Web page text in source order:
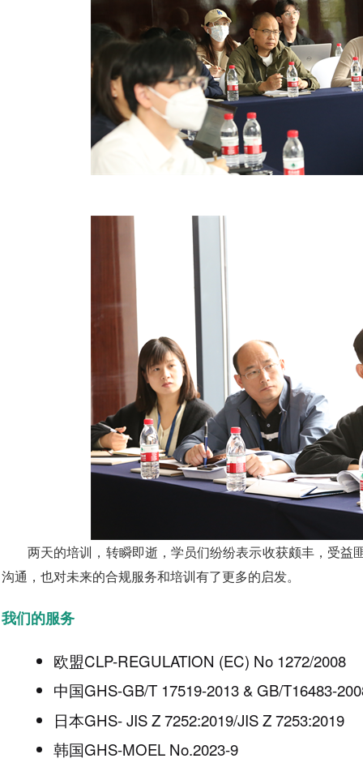
两天的培训，转瞬即逝，学员们纷纷表示收获颇丰，受
沟通，也对未来的合规服务和培训有了更多的启发。
我们的服务
欧盟CLP-REGULATION (EC) No 1272/2008
中国GHS-GB/T 17519-2013 & GB/T16483-
日本GHS- JIS Z 7252:2019/JIS Z 7253:2019
韩国GHS-MOEL No.2023-9